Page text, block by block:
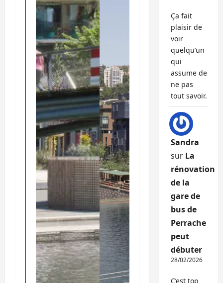
Ça fait
plaisir de
voir
quelqu’un
qui
assume de
ne pas
tout savoir.
Sandra
sur La
rénovation
de la
gare de
bus de
Perrache
peut
débuter
28/02/2026
C’est top